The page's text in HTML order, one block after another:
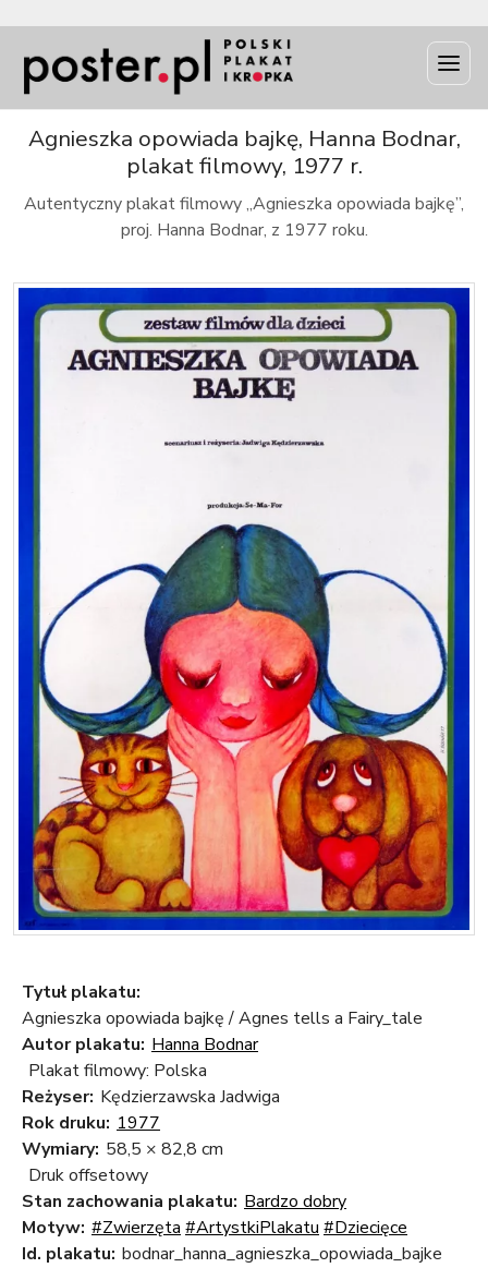
Agnieszka opowiada bajkę, Hanna Bodnar,
plakat filmowy, 1977 r.
Autentyczny plakat filmowy „Agnieszka opowiada bajkę”,
proj. Hanna Bodnar, z 1977 roku.
Tytuł plakatu:
Agnieszka opowiada bajkę / Agnes tells a Fairy_tale
Autor plakatu: Hanna Bodnar
Plakat filmowy: Polska
Reżyser: Kędzierzawska Jadwiga
Rok druku: 1977
Wymiary: 58,5 × 82,8 cm
Druk offsetowy
Stan zachowania plakatu: Bardzo dobry
Motyw: #Zwierzęta #ArtystkiPlakatu #Dziecięce
Id. plakatu: bodnar_hanna_agnieszka_opowiada_bajke